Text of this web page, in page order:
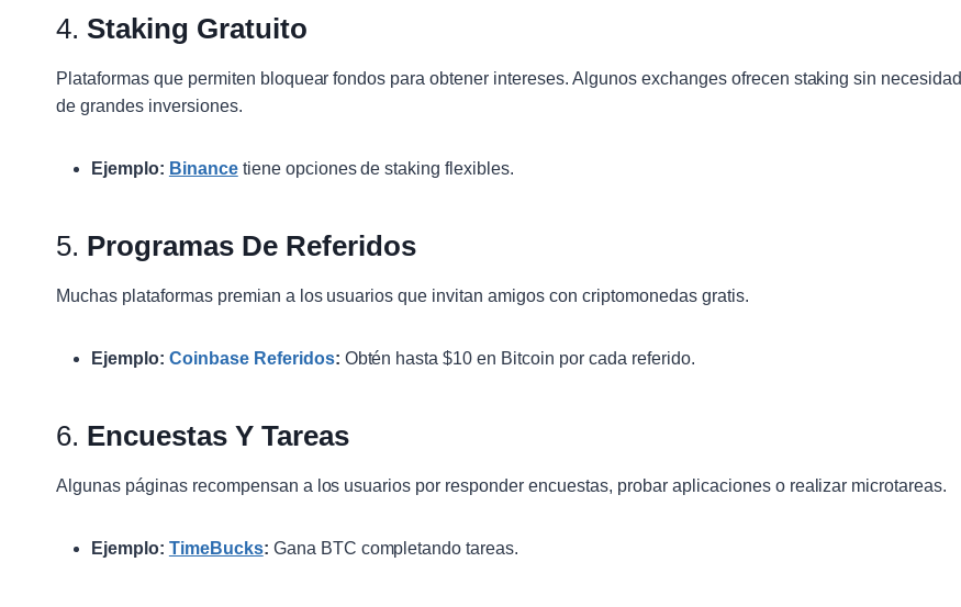
4. Staking Gratuito
Plataformas que permiten bloquear fondos para obtener intereses. Algunos exchanges ofrecen staking sin necesidad
de grandes inversiones.
Ejemplo: Binancetiene opciones de staking flexibles.
5. Programas De Referidos
Muchas plataformas premian a los usuarios que invitan amigos con criptomonedas gratis.
Ejemplo: Coinbase Referidos: Obtén hasta $10 en Bitcoin por cada referido.
6. Encuestas Y Tareas
Algunas páginas recompensan a los usuarios por responder encuestas, probar aplicaciones o realizar microtareas.
Ejemplo: TimeBucks: Gana BTC completando tareas.